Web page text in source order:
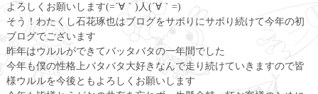
よろしくお願いします(=´∀｀)人(´∀｀=)
そう！わたくし石花琢也はブログをサボりにサボり続けて今年の初
ブログでございます
昨年はウルルができてバッタバタの一年間でした
今年も僕の性格上バタバタ大好きなんで走り続けていきますので皆
様ウルルを今後ともよろしくお願いします